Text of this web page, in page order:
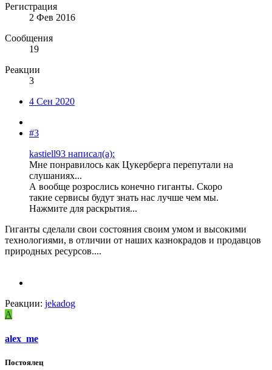
Регистрация
2 Фев 2016
Сообщения
19
Реакции
3
4 Сен 2020
#3
kastiell93 написал(а):
Мне понравилось как Цукерберга перепутали на
слушаниях...
А вообще розрослись конечно гиганты. Скоро
такие сервисы будут знать нас лучше чем мы.
Нажмите для раскрытия...
Гиганты сделали свои состояния своим умом и высокими
технологиями, в отличии от наших казнокрадов и продавцов
природных ресурсов....
Реакции: jekadog
A
alex_me
Постоялец